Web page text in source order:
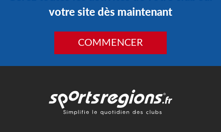
votre site dès maintenant
COMMENCER